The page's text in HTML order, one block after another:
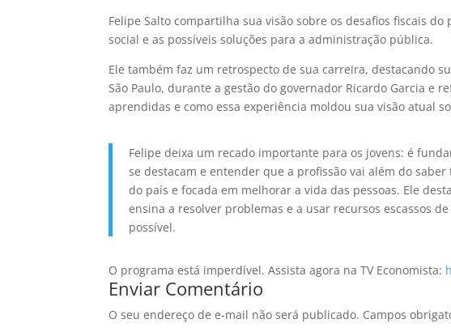
Felipe Salto compartilha sua visão sobre os desafios fiscais
social e as possíveis soluções para a administração pública.
Ele também faz um retrospecto de sua carreira, destacando
São Paulo, durante a gestão do governador Ricardo Garcia e
aprendidas e como essa experiência moldou sua visão atual
Felipe deixa um recado importante para os jovens: é
se destacam e entender que a profissão vai além do
do país e focada em melhorar a vida das pessoas. Ele
ensina a resolver problemas e a usar recursos escassos
possível.
O programa está imperdível. Assista agora na TV Economista:
Enviar Comentário
O seu endereço de e-mail não será publicado. Campos